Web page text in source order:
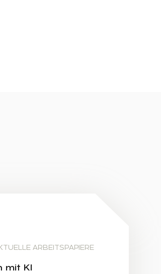
ARBEITSPAPIERE
mit KI